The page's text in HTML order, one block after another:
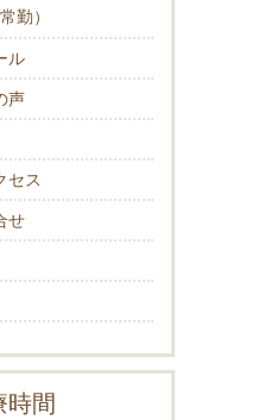
勤）
ル
声
セス
せ
時間